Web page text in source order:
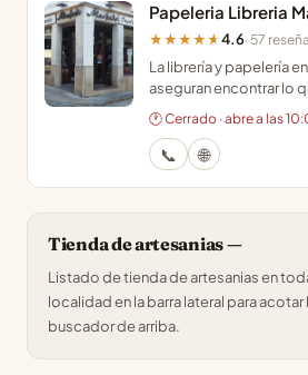
Papeleria Libreria
★★★★★ 4.6· 57
La librería y papelería
aseguran encontrar lo
gestión personalizada
🕐 Cerrado · abre a las
📞 🌐
Tienda de artesanias —
Listado de tienda de artesanias en
localidad en la barra lateral para
buscador de arriba.